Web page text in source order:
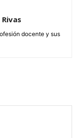
docente y sus